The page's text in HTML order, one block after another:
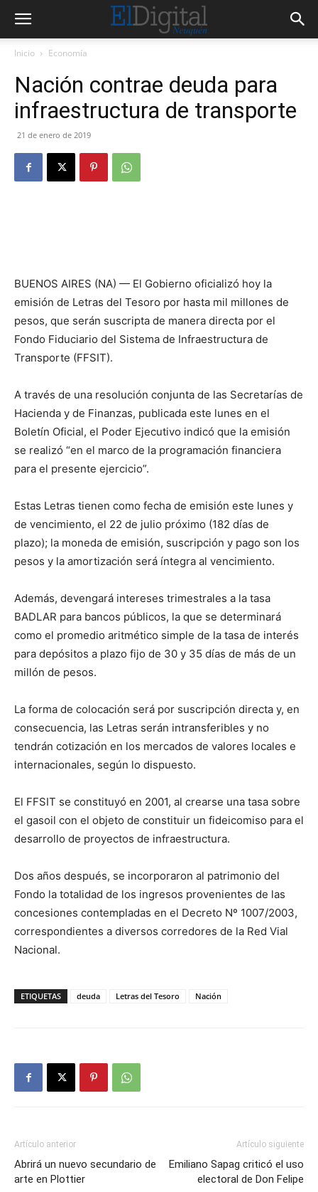
Inicio Economía
Nación contrae deuda para
infraestructura de transporte
21 de enero de 2019
BUENOS AIRES (NA) — El Gobierno oficializó hoy la
emisión de Letras del Tesoro por hasta mil millones de
pesos, que serán suscripta de manera directa por el
Fondo Fiduciario del Sistema de Infraestructura de
Transporte (FFSIT).
A través de una resolución conjunta de las Secretarías de
Hacienda y de Finanzas, publicada este lunes en el
Boletín Oficial, el Poder Ejecutivo indicó que la emisión
se realizó “en el marco de la programación financiera
para el presente ejercicio”.
Estas Letras tienen como fecha de emisión este lunes y
de vencimiento, el 22 de julio próximo (182 días de
plazo); la moneda de emisión, suscripción y pago son los
pesos y la amortización será íntegra al vencimiento.
Además, devengará intereses trimestrales a la tasa
BADLAR para bancos públicos, la que se determinará
como el promedio aritmético simple de la tasa de interés
para depósitos a plazo fijo de 30 y 35 días de más de un
millón de pesos.
La forma de colocación será por suscripción directa y, en
consecuencia, las Letras serán intransferibles y no
tendrán cotización en los mercados de valores locales e
internacionales, según lo dispuesto.
El FFSIT se constituyó en 2001, al crearse una tasa sobre
el gasoil con el objeto de constituir un fideicomiso para el
desarrollo de proyectos de infraestructura.
Dos años después, se incorporaron al patrimonio del
Fondo la totalidad de los ingresos provenientes de las
concesiones contempladas en el Decreto Nº 1007/2003,
correspondientes a diversos corredores de la Red Vial
Nacional.
ETIQUETAS deuda Letras del Tesoro Nación
Artículo anterior
Abrirá un nuevo secundario de
arte en Plottier
Artículo siguiente
Emiliano Sapag criticó el uso
electoral de Don Felipe